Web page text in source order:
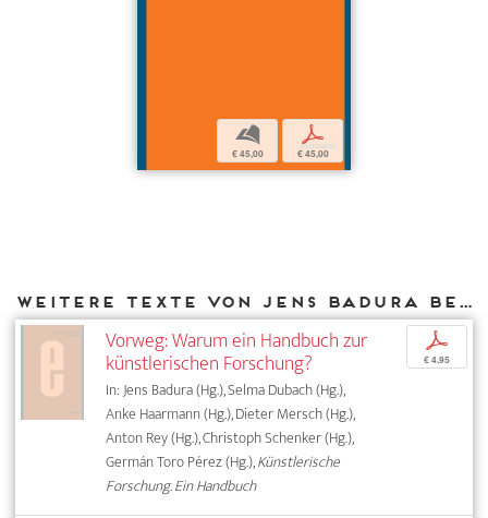
b
€ 45,00
p
€ 45,00
Weitere Texte von Jens Badura bei DIAPHANES
Vorweg: Warum ein Handbuch zur
künstlerischen Forschung?
In: Jens Badura (Hg.), Selma Dubach (Hg.),
Anke Haarmann (Hg.), Dieter Mersch (Hg.),
Anton Rey (Hg.), Christoph Schenker (Hg.),
Germán Toro Pérez (Hg.),Künstlerische
Forschung. Ein Handbuch
p
€ 4,95